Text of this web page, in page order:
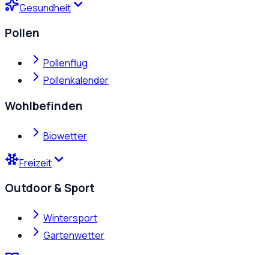
Gesundheit
Pollen
Pollenflug
Pollenkalender
Wohlbefinden
Biowetter
Freizeit
Outdoor & Sport
Wintersport
Gartenwetter